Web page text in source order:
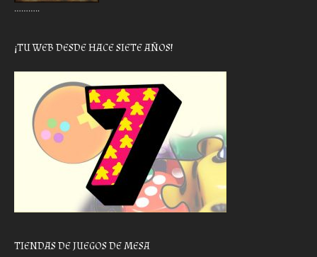
………..
¡TU WEB DESDE HACE SIETE AÑOS!
TIENDAS DE JUEGOS DE MESA